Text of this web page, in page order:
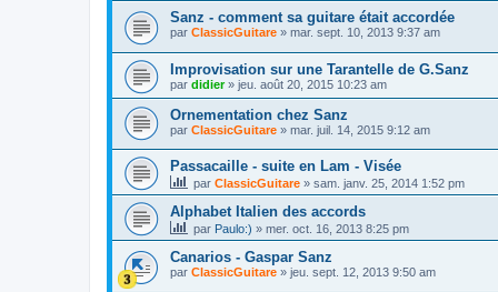
Sanz - comment sa guitare était accordée
par ClassicGuitare » mar. sept. 10, 2013 9:37 am
Improvisation sur une Tarantelle de G.Sanz
par didier» jeu. août 20, 2015 10:23 am
Ornementation chez Sanz
par ClassicGuitare » mar. juil. 14, 2015 9:12 am
Passacaille - suite en Lam - Visée
par ClassicGuitare » sam. janv. 25, 2014 1:52 pm
Alphabet Italien des accords
par Paulo:) » mer. oct. 16, 2013 8:25 pm
Canarios - Gaspar Sanz
par ClassicGuitare » jeu. sept. 12, 2013 9:50 am